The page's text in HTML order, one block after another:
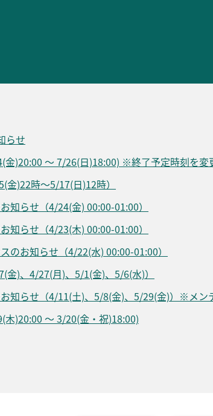
らせ
金)20:00 ～ 7/26(日)18:00) ※終了予定時刻を変
)22時～5/17(日)12時）
らせ（4/24(金) 00:00-01:00）
らせ（4/23(木) 00:00-01:00）
お知らせ（4/22(水) 00:00-01:00）
)、4/27(月)、5/1(金)、5/6(水)）
知らせ（4/11(土)、5/8(金)、5/29(金)）※メン
木)20:00 ～ 3/20(金・祝)18:00)